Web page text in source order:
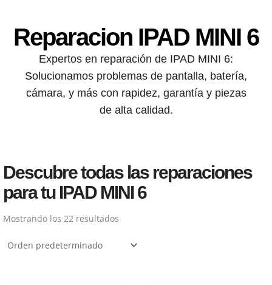
Reparacion IPAD MINI 6
Expertos en reparación de IPAD MINI 6:
Solucionamos problemas de pantalla, batería,
cámara, y más con rapidez, garantía y piezas
de alta calidad.
Descubre todas las reparaciones
para tu IPAD MINI 6
Mostrando los 22 resultados